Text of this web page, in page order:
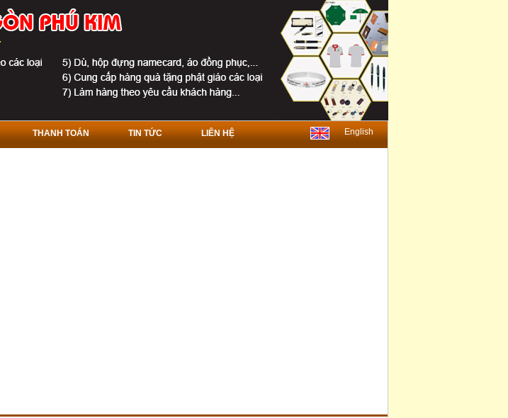
THANH TOÁN TIN TỨC LIÊN HỆ English
TDT-010-2